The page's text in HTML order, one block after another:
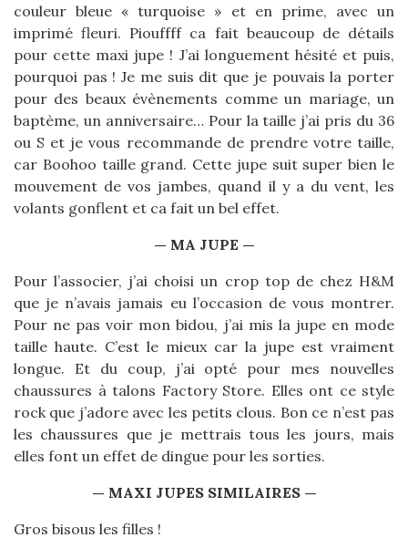
couleur bleue « turquoise » et en prime, avec un
imprimé fleuri. Piouffff ca fait beaucoup de détails
pour cette maxi jupe ! J’ai longuement hésité et puis,
pourquoi pas ! Je me suis dit que je pouvais la porter
pour des beaux évènements comme un mariage, un
baptème, un anniversaire… Pour la taille j’ai pris du 36
ou S et je vous recommande de prendre votre taille,
car Boohoo taille grand. Cette jupe suit super bien le
mouvement de vos jambes, quand il y a du vent, les
volants gonflent et ca fait un bel effet.
— MA JUPE —
Pour l’associer, j’ai choisi un crop top de chez H&M
que je n’avais jamais eu l’occasion de vous montrer.
Pour ne pas voir mon bidou, j’ai mis la jupe en mode
taille haute. C’est le mieux car la jupe est vraiment
longue. Et du coup, j’ai opté pour mes nouvelles
chaussures à talons Factory Store. Elles ont ce style
rock que j’adore avec les petits clous. Bon ce n’est pas
les chaussures que je mettrais tous les jours, mais
elles font un effet de dingue pour les sorties.
— MAXI JUPES SIMILAIRES —
Gros bisous les filles !